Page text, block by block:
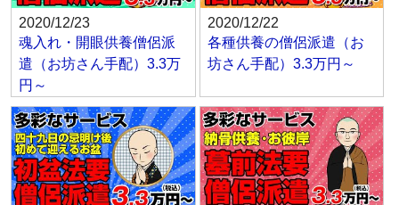
2020/12/23
魂入れ・開眼供養僧侶派
遣（お坊さん手配）3.3万
円～
2020/12/22
各種供養の僧侶派遣（お
坊さん手配）3.3万円～